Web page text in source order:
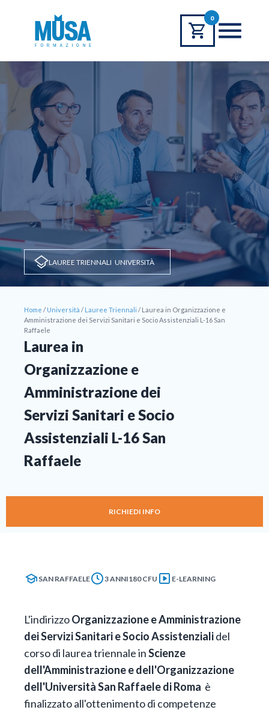
0
LAUREE TRIENNALI UNIVERSITÀ
Home / Università / Lauree Triennali / Laurea in Organizzazione e
Amministrazione dei Servizi Sanitari e Socio Assistenziali L-16 San
Raffaele
Laurea in
Organizzazione e
Amministrazione dei
Servizi Sanitari e Socio
Assistenziali L-16 San
Raffaele
RICHIEDI INFO
SAN RAFFAELE 3 ANNI180 CFU E-LEARNING
L'indirizzoOrganizzazione e Amministrazione
dei Servizi Sanitari e Socio Assistenzialidel
corso di laurea triennale inScienze
dell'Amministrazione e dell'Organizzazione
dell'Università San Raffaele di Roma è
finalizzato all'ottenimento di competenze